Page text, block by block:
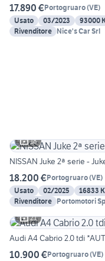
17.890 €Portogruaro(VE)
Usato
03/2023 93000
Rivenditore Nice's Car Srl
18
NISSAN Juke 2ª serie -
18.200 €Portogruaro(VE)
Usato
02/2025 16833
Rivenditore Portomotori
21
Audi A4 Cabrio 2.0 tdi
10.900 €Portogruaro(VE)